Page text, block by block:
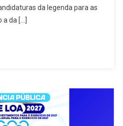
da legenda para as
da […]